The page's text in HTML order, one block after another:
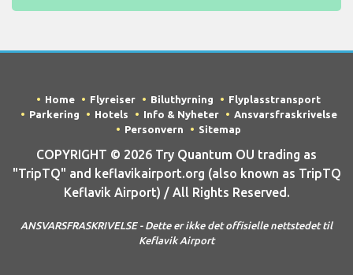
Home Flyreiser Biluthyrning
Flyplasstransport
Parkering
Hotels Info & Nyheter
Ansvarsfraskrivelse
Personvern
Sitemap
COPYRIGHT © 2026 Try Quantum OU trading as
"TripTQ" and keflavikairport.org (also known as TripTQ
Keflavik Airport) / All Rights Reserved.
ANSVARSFRASKRIVELSE - Dette er ikke det offisielle nettstedet til
Keflavik Airport